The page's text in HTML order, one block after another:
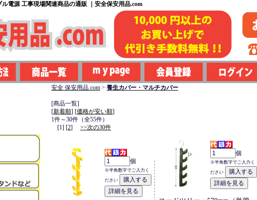
電源 工事現場関連商品の通販 ｜安全保安用品.com
安全 保安用品.com > 養生カバー・マルチカバー
[商品一覧]
[新着順] [価格が安い順]
1件～30件（全55件）
[1] [2] >>次の30件
個
※半角数字でご入力く
ださい
個
※半角数字でご入力く
ださい